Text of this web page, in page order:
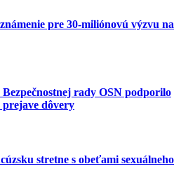
pre 30-miliónovú výzvu na
rady OSN podporilo
prejave dôvery
stretne s obeťami sexuálneho